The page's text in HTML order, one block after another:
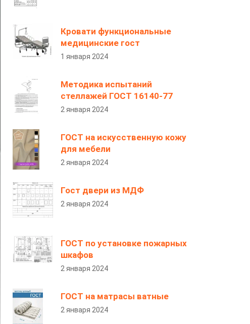
Кровати функциональные
медицинские гост
1 января 2024
Методика испытаний
стеллажей ГОСТ 16140-77
2 января 2024
ГОСТ на искусственную кожу
для мебели
2 января 2024
Гост двери из МДФ
2 января 2024
ГОСТ по установке пожарных
шкафов
2 января 2024
ГОСТ на матрасы ватные
2 января 2024